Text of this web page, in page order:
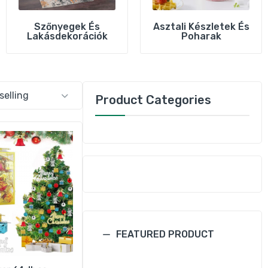
és
Szőnyegek És
Lakásdekorációk
Asztali Készletek És
Poharak
Product Categories
FEATURED PRODUCT